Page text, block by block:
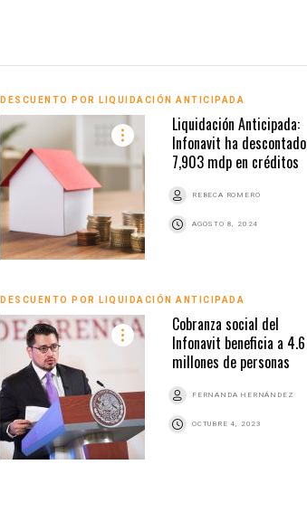
DESCUENTO POR LIQUIDACIÓN ANTICIPADA
Liquidación Anticipada:
Infonavit ha descontado
7,903 mdp en créditos
REBECA ROMERO
AGOSTO 8, 2024
DESCUENTO POR LIQUIDACIÓN ANTICIPADA
Cobranza social del
Infonavit beneficia a 4.6
millones de personas
FERNANDA HERNÁNDEZ
OCTUBRE 4, 2023